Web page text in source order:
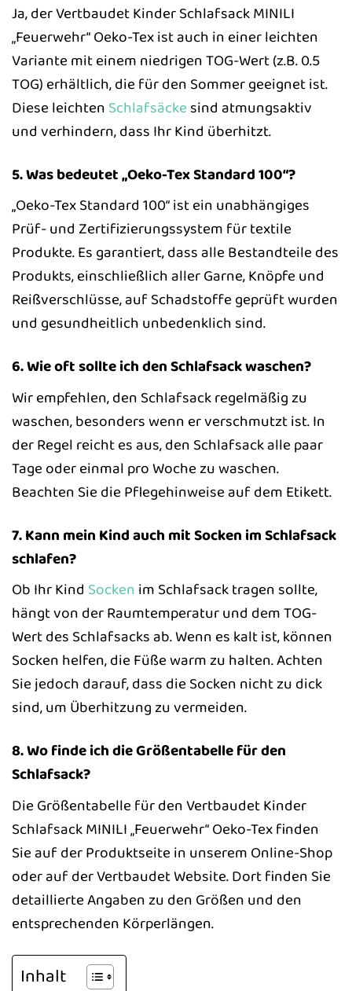
Ja, der Vertbaudet Kinder Schlafsack MINILI
„Feuerwehr“ Oeko-Tex ist auch in einer leichten
Variante mit einem niedrigen TOG-Wert (z.B. 0.5
TOG) erhältlich, die für den Sommer geeignet ist.
Diese leichten Schlafsäcke sind atmungsaktiv
und verhindern, dass Ihr Kind überhitzt.
5. Was bedeutet „Oeko-Tex Standard 100“?
„Oeko-Tex Standard 100“ ist ein unabhängiges
Prüf- und Zertifizierungssystem für textile
Produkte. Es garantiert, dass alle Bestandteile des
Produkts, einschließlich aller Garne, Knöpfe und
Reißverschlüsse, auf Schadstoffe geprüft wurden
und gesundheitlich unbedenklich sind.
6. Wie oft sollte ich den Schlafsack waschen?
Wir empfehlen, den Schlafsack regelmäßig zu
waschen, besonders wenn er verschmutzt ist. In
der Regel reicht es aus, den Schlafsack alle paar
Tage oder einmal pro Woche zu waschen.
Beachten Sie die Pflegehinweise auf dem Etikett.
7. Kann mein Kind auch mit Socken im Schlafsack
schlafen?
Ob Ihr Kind Socken im Schlafsack tragen sollte,
hängt von der Raumtemperatur und dem TOG-
Wert des Schlafsacks ab. Wenn es kalt ist, können
Socken helfen, die Füße warm zu halten. Achten
Sie jedoch darauf, dass die Socken nicht zu dick
sind, um Überhitzung zu vermeiden.
8. Wo finde ich die Größentabelle für den
Schlafsack?
Die Größentabelle für den Vertbaudet Kinder
Schlafsack MINILI „Feuerwehr“ Oeko-Tex finden
Sie auf der Produktseite in unserem Online-Shop
oder auf der Vertbaudet Website. Dort finden Sie
detaillierte Angaben zu den Größen und den
entsprechenden Körperlängen.
Inhalt